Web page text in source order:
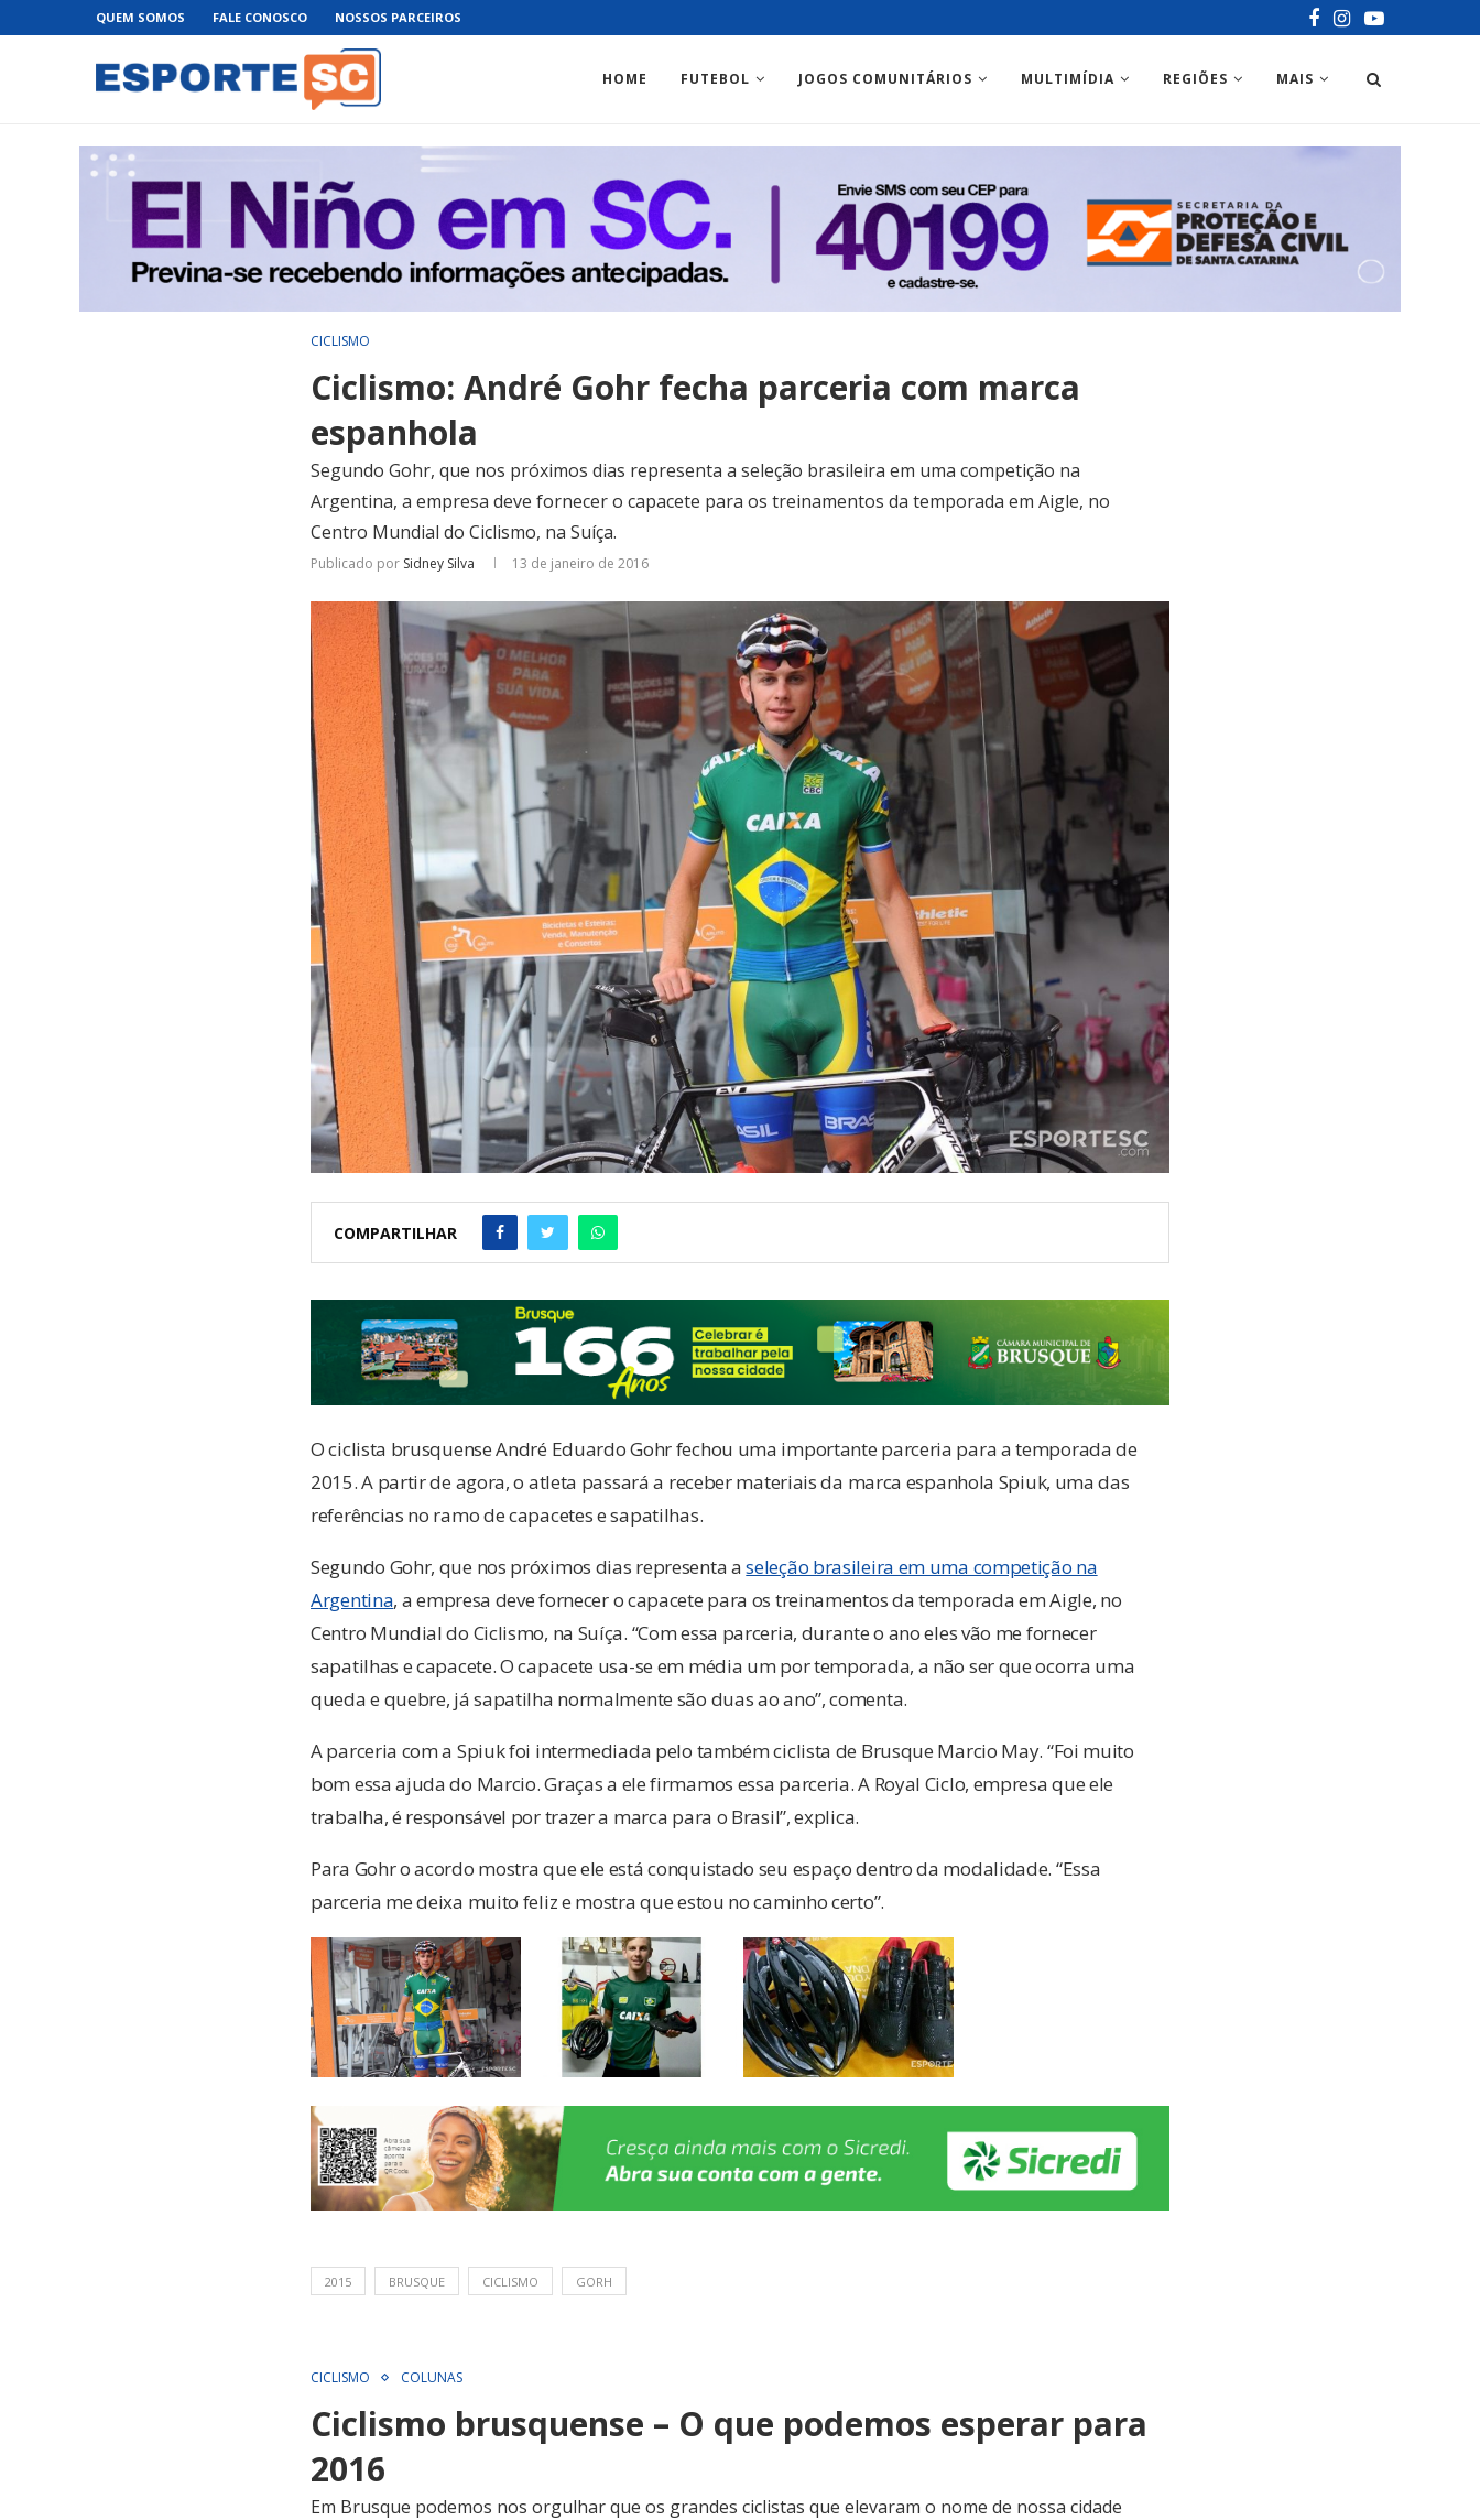
QUEM SOMOS FALE CONOSCO NOSSOS PARCEIROS
HOME FUTEBOL JOGOS COMUNITÁRIOS MULTIMÍDIA REGIÕES MAIS
CICLISMO
Ciclismo: André Gohr fecha parceria com marca
espanhola
Segundo Gohr, que nos próximos dias representa a seleção brasileira em uma competição na
Argentina, a empresa deve fornecer o capacete para os treinamentos da temporada em Aigle, no
Centro Mundial do Ciclismo, na Suíça.
Publicado por Sidney Silva 13 de janeiro de 2016
COMPARTILHAR
O ciclista brusquense André Eduardo Gohr fechou uma importante parceria para a temporada de
2015. A partir de agora, o atleta passará a receber materiais da marca espanhola Spiuk, uma das
referências no ramo de capacetes e sapatilhas.
Segundo Gohr, que nos próximos dias representa aseleção brasileira em uma competição na
Argentina, a empresa deve fornecer o capacete para os treinamentos da temporada em Aigle, no
Centro Mundial do Ciclismo, na Suíça. “Com essa parceria, durante o ano eles vão me fornecer
sapatilhas e capacete. O capacete usa-se em média um por temporada, a não ser que ocorra uma
queda e quebre, já sapatilha normalmente são duas ao ano”, comenta.
A parceria com a Spiuk foi intermediada pelo também ciclista de Brusque Marcio May. “Foi muito
bom essa ajuda do Marcio. Graças a ele firmamos essa parceria. A Royal Ciclo, empresa que ele
trabalha, é responsável por trazer a marca para o Brasil”, explica.
Para Gohr o acordo mostra que ele está conquistado seu espaço dentro da modalidade. “Essa
parceria me deixa muito feliz e mostra que estou no caminho certo”.
2015 BRUSQUE CICLISMO GORH
CICLISMO COLUNAS
Ciclismo brusquense – O que podemos esperar para
2016
Em Brusque podemos nos orgulhar que os grandes ciclistas que elevaram o nome de nossa cidade